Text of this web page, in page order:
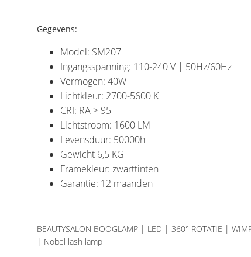
Gegevens:
Model: SM207
Ingangsspanning: 110-240 V | 50Hz/60Hz
Vermogen: 40W
Lichtkleur: 2700-5600 K
CRI: RA > 95
Lichtstroom: 1600 LM
Levensduur: 50000h
Gewicht 6,5 KG
Framekleur: zwarttinten
Garantie: 12 maanden
BEAUTYSALON BOOGLAMP | LED | 360° ROTATIE |
| Nobel lash lamp